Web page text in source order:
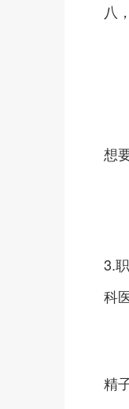
八
想
3.
科
精